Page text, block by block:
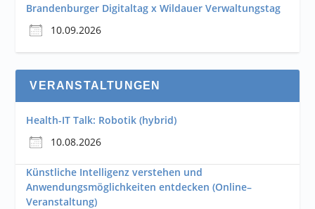
Brandenburger Digitaltag x Wildauer Verwaltungstag
10.09.2026
VERANSTALTUNGEN
Health-IT Talk: Robotik (hybrid)
10.08.2026
Künstliche Intelligenz verstehen und
Anwendungsmöglichkeiten entdecken (Online–
Veranstaltung)